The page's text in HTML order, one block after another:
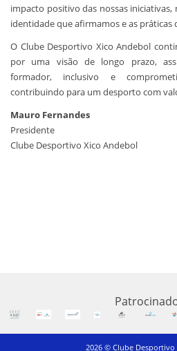
impacto positivo das nossas
identidade que afirmamos e as práticas
O Clube Desportivo Xico Andebol
por uma visão de longo prazo,
formador, inclusivo e
contribuindo para um desporto com
Mauro Fernandes
Presidente
Clube Desportivo Xico Andebol
2026 © Clube Desportivo